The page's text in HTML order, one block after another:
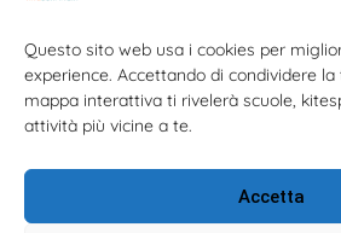
Questo sito web usa i cookies per
experience. Accettando di condividere
mappa interattiva ti rivelerà scuole,
attività più vicine a te.
Accetta